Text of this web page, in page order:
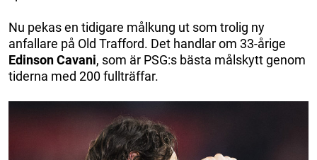
Nu pekas en tidigare målkung ut som trolig ny
anfallare på Old Trafford. Det handlar om 33-årige
Edinson Cavani, som är PSG:s bästa målskytt genom
tiderna med 200 fullträffar.